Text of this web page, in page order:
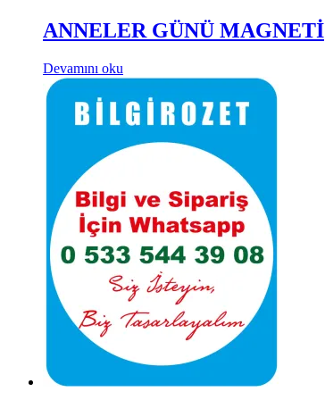
ANNELER GÜNÜ MAGNETİ
Devamını oku